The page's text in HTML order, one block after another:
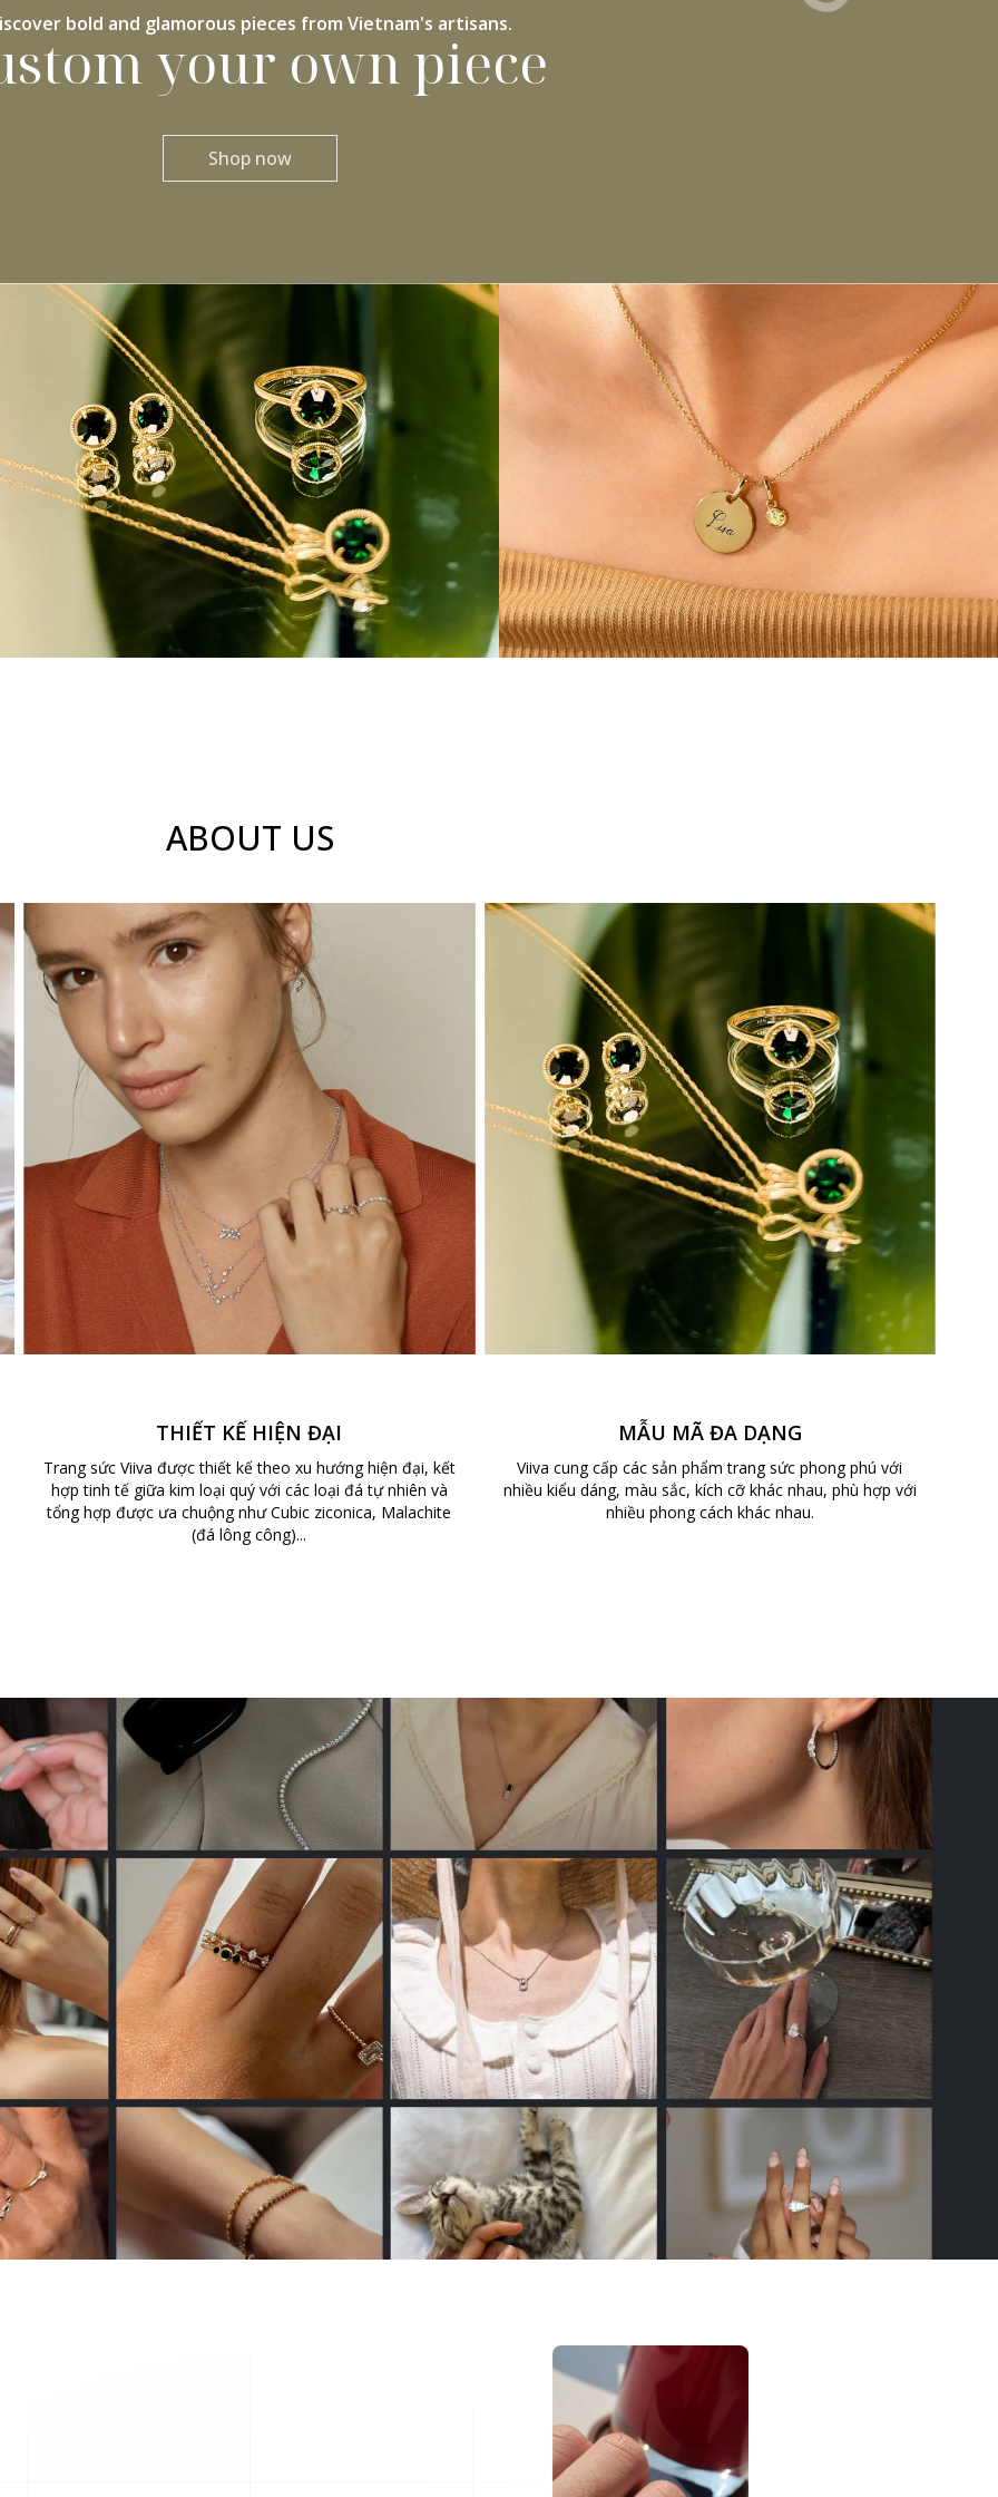
bold and glamorous pieces from Vietnam's artisans.
your own piece
Shop now
ABOUT US
THIẾT KẾ HIỆN ĐẠI
Trang sức Viiva được thiết kế theo xu hướng hiện đại, kết
hợp tinh tế giữa kim loại quý với các loại đá tự nhiên và
tổng hợp được ưa chuộng như Cubic ziconica, Malachite
(đá lông công)...
MẪU MÃ ĐA DẠNG
Viiva cung cấp các sản phẩm trang sức phong phú với
nhiều kiểu dáng, màu sắc, kích cỡ khác nhau, phù hợp với
nhiều phong cách khác nhau.